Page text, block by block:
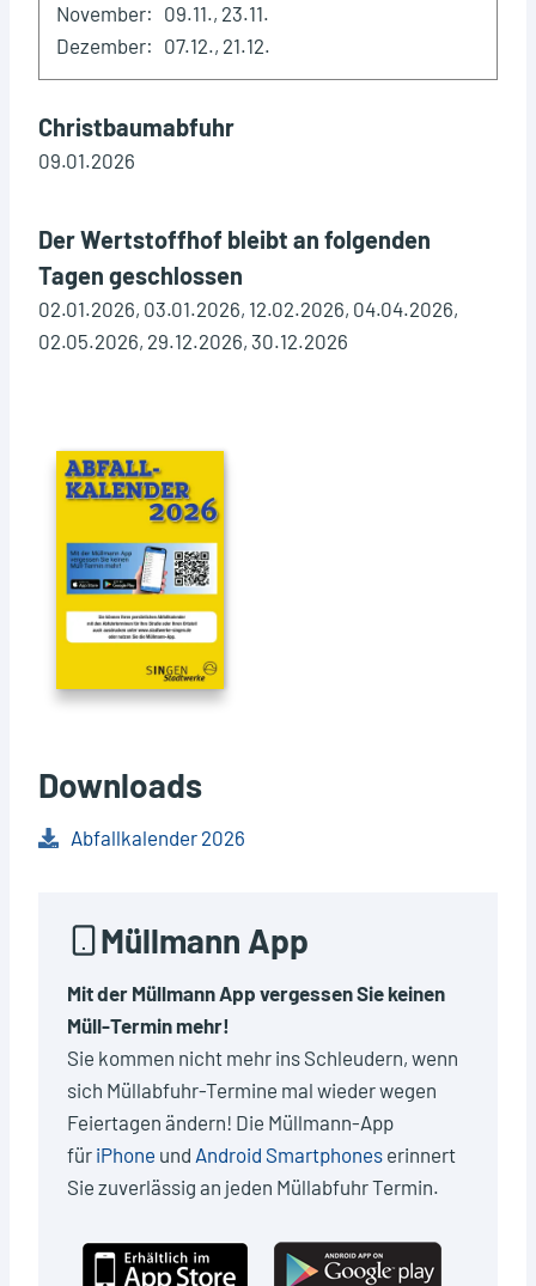
November: 09.11., 23.11.
Dezember: 07.12., 21.12.
Christbaumabfuhr
09.01.2026
Der Wertstoffhof bleibt an folgenden
Tagen geschlossen
02.01.2026, 03.01.2026, 12.02.2026, 04.04.2026,
02.05.2026, 29.12.2026, 30.12.2026
Downloads
Abfallkalender 2026
Müllmann App
Mit der Müllmann App vergessen Sie keinen
Müll-Termin mehr!
Sie kommen nicht mehr ins Schleudern, wenn
sich Müllabfuhr-Termine mal wieder wegen
Feiertagen ändern! Die Müllmann-App
für iPhone und Android Smartphones erinnert
Sie zuverlässig an jeden Müllabfuhr Termin.